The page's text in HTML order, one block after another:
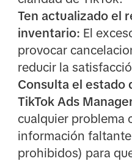
Ten actualizado el
inventario: El
provocar
reducir la
Consulta el estado
TikTok Ads
cualquier problema
información
prohibidos) para